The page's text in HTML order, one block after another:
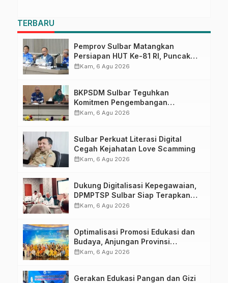
TERBARU
Pemprov Sulbar Matangkan
Persiapan HUT Ke-81 RI, Puncak
Upacara di Lapangan Ahmad
calendar_monthKam, 6 Agu 2026
BKPSDM Sulbar Teguhkan
Komitmen Pengembangan
Kompetensi ASN melalui
calendar_monthKam, 6 Agu 2026
Sulbar Perkuat Literasi Digital
Cegah Kejahatan Love Scamming
calendar_monthKam, 6 Agu 2026
Dukung Digitalisasi Kepegawaian,
DPMPTSP Sulbar Siap Terapkan
Aplikasi FLEKSI ASN
calendar_monthKam, 6 Agu 2026
Optimalisasi Promosi Edukasi dan
Budaya, Anjungan Provinsi
Sulawesi Barat Perkuat Kolaborasi
calendar_monthKam, 6 Agu 2026
Gerakan Edukasi Pangan dan Gizi